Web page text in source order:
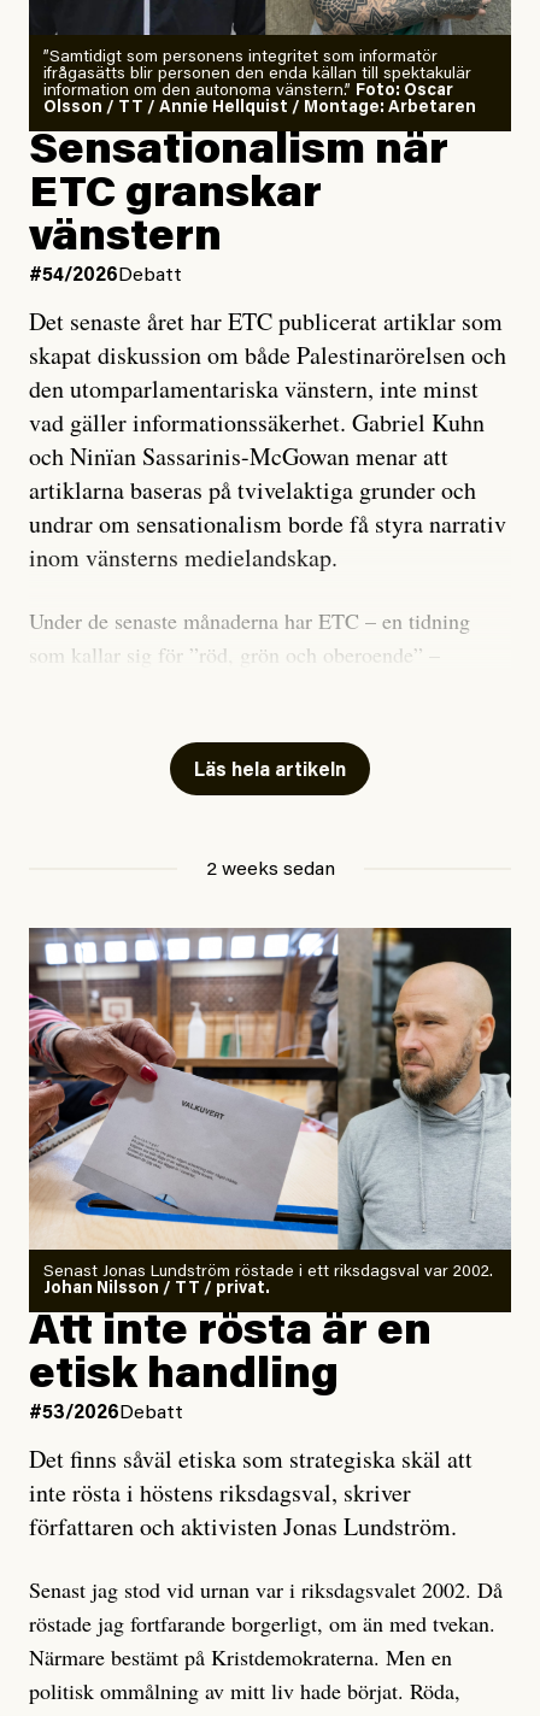
”Samtidigt som personens integritet som informatör
ifrågasätts blir personen den enda källan till spektakulär
information om den autonoma vänstern.” Foto: Oscar
Olsson / TT / Annie Hellquist / Montage: Arbetaren
Sensationalism när
ETC granskar
vänstern
#54/2026 Debatt
Det senaste året har ETC publicerat artiklar som
skapat diskussion om både Palestinarörelsen och
den utomparlamentariska vänstern, inte minst
vad gäller informationssäkerhet. Gabriel Kuhn
och Ninïan Sassarinis-McGowan menar att
artiklarna baseras på tvivelaktiga grunder och
undrar om sensationalism borde få styra narrativ
inom vänsterns medielandskap.
Under de senaste månaderna har ETC – en tidning
som kallar sig för ”röd, grön och oberoende” –
skriver för? Vad betyder det att vara en ”röd, grön och
oberoende” tidning? Och vad är egentligen bra
utpekas som israelisk infiltratör”. Enligt ingressen
handlar artikeln om en person vars ”bakgrund skapar
splittring och oro i rörelsen”. Problemet är att artikeln
skapar betydligt mer oro i palestinarörelsen – och den
oberoende vänstern – än den porträtterade personen
eller dess bakgrund.
Det finns en väldigt enkel regel inom alla politiska
rörelser när det gäller misstänkta infiltratörer:
Antingen har en bevis på att de är infiltratörer, och då
ska en gå ut med det så fort det bara går för att skydda
rörelsen. Eller så har en inga bevis, bara misstankar,
och då ska en efterforska diskret, just för att inte skapa
oro inom rörelsen.
Artikeln undersöker inte, som ETC påstår, ”vad som
är sant, vad som är rykten”, utan den bidrar bara till
ännu mer ryktesspridning. Det finns inte ett enda bevis
misstänkta personen är en infiltratör. Det som läsaren
får veta är att personen har ändrat sina politiska åsikter
under åren, att den har raderat tidigare innehåll på sina
sociala medier, att artikelns författare inte förstår sig
Läs hela artikeln
2 weeks sedan
Senast Jonas Lundström röstade i ett riksdagsval var 2002.
Johan Nilsson / TT / privat.
Att inte rösta är en
etisk handling
#53/2026 Debatt
Det finns såväl etiska som strategiska skäl att
inte rösta i höstens riksdagsval, skriver
författaren och aktivisten Jonas Lundström.
Senast jag stod vid urnan var i riksdagsvalet 2002. Då
röstade jag fortfarande borgerligt, om än med tvekan.
Närmare bestämt på Kristdemokraterna. Men en
politisk ommålning av mitt liv hade börjat. Röda,